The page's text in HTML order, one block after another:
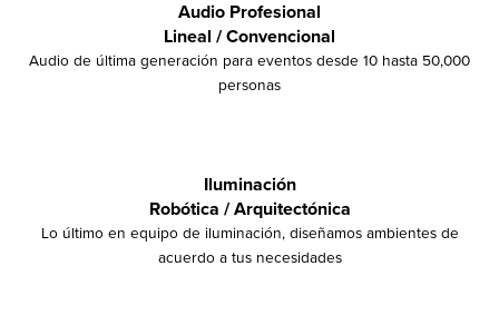
Audio Profesional
Lineal / Convencional
Audio de última generación para eventos desde 10 hasta 50,000
personas
Iluminación
Robótica / Arquitectónica
Lo último en equipo de iluminación, diseñamos ambientes de
acuerdo a tus necesidades